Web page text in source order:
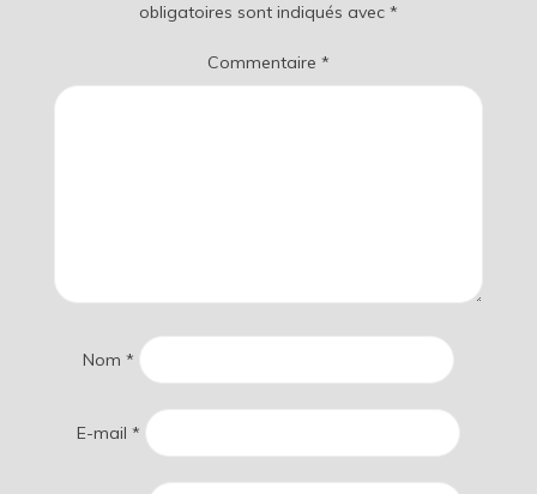
obligatoires sont indiqués avec *
Commentaire *
Nom *
E-mail *